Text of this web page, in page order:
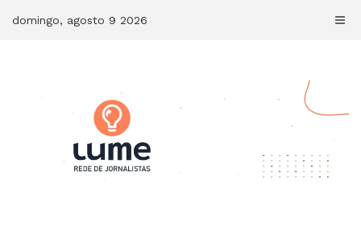
domingo, agosto 9 2026